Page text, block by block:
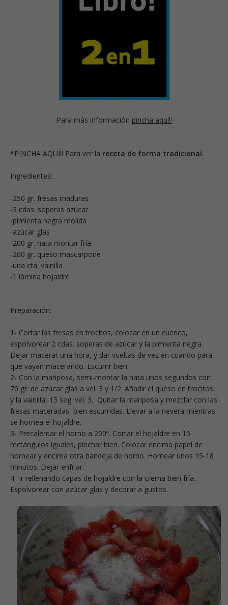
Para más información pincha aquí!!
*PINCHA AQUÍ!! Para ver la receta de forma tradicional.
Ingredientes:
-250 gr. fresas maduras
-3 cdas. soperas azúcar
-pimienta negra molida
-azúcar glas
-200 gr. nata montar fría
-200 gr. queso mascarpone
-una cta. vainilla
-1 lámina hojaldre
Preparación:
1- Cortar las fresas en trocitos, colocar en un cuenco,
espolvorear 2 cdas. soperas de azúcar y la pimienta negra.
Dejar macerar una hora, y dar vueltas de vez en cuando para
que vayan macerando. Escurrir bien.
2- Con la mariposa, semi-montar la nata unos segundos con
70 gr. de azúcar glas a vel. 3 y 1/2. Añadir el queso en trocitos
y la vainilla, 15 seg. vel. 3. Quitar la mariposa y mezclar con las
fresas maceradas bien escurridas. Llevar a la nevera mientras
se hornea el hojaldre.
3- Precalentar el horno a 200º. Cortar el hojaldre en 15
rectángulos iguales, pinchar bien. Colocar encima papel de
hornear y encima otra bandeja de horno. Hornear unos 15-18
minutos. Dejar enfriar.
4- Ir rellenando capas de hojaldre con la crema bien fría..
Espolvorear con azúcar glas y decorar a gustos.